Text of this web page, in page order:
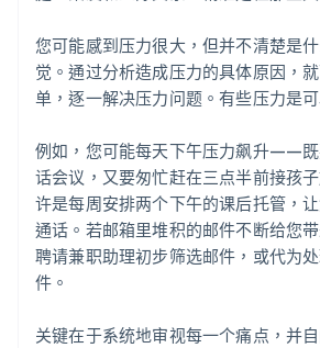
您可能感到压力很大，但并不清楚是
觉。通过分析造成压力的具体原因，
单，逐一解决压力问题。有些压力是
例如，您可能每天下午压力飙升——
话会议，又要匆忙赶在三点半前接孩
许是每周安排两个下午的课后托管，
通话。若邮箱里堆积的邮件不断给您
聘请兼职助理初步筛选邮件，或代为
件。
关键在于系统地审视每一个痛点，并